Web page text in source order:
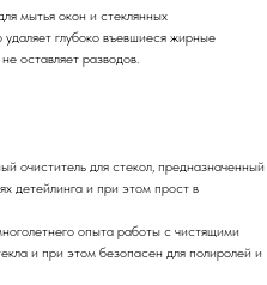
мытья окон и стеклянных
глубоко въевшиеся жирные
оставляет разводов.
очиститель для стекол, предназначенный
детейлинга и при этом прост в
опыта работы с чистящими
и при этом безопасен для полиролей и